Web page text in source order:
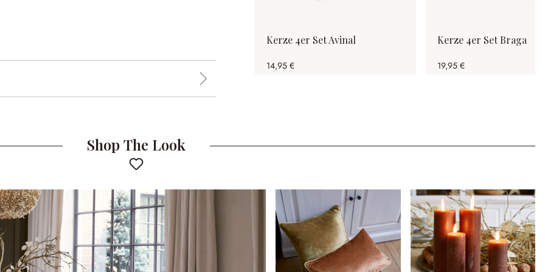
Kerze 4er Set Avinal
14,95 €
Kerze 4er Set Braga
19,95 €
Shop The Look